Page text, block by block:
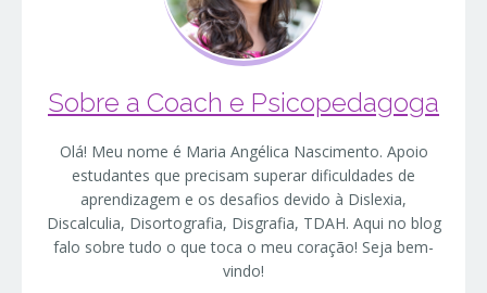
Sobre a Coach e Psicopedagoga
Olá! Meu nome é Maria Angélica Nascimento. Apoio
estudantes que precisam superar dificuldades de
aprendizagem e os desafios devido à Dislexia,
Discalculia, Disortografia, Disgrafia, TDAH. Aqui no blog
falo sobre tudo o que toca o meu coração! Seja bem-
vindo!